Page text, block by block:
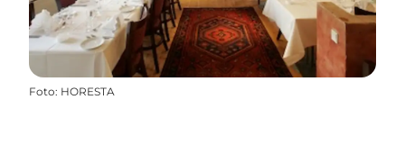
Foto: HORESTA